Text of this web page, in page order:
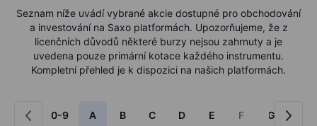
Seznam níže uvádí vybrané akcie dostupné pro obchodování
a investování na Saxo platformách. Upozorňujeme, že z
licenčních důvodů některé burzy nejsou zahrnuty a je
uvedena pouze primární kotace každého instrumentu.
Kompletní přehled je k dispozici na našich platformách.
0-9 A B C D E F G